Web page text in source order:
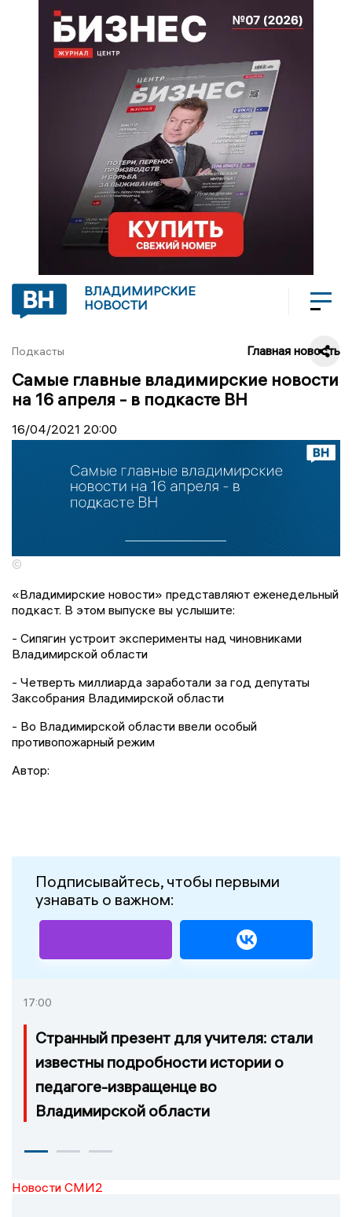
ВЛАДИМИРСКИЕ
НОВОСТИ
Подкасты Главная новость
Самые главные владимирские новости
на 16 апреля - в подкасте ВН
16/04/2021 20:00
©
«Владимирские новости» представляют еженедельный
подкаст. В этом выпуске вы услышите:
- Сипягин устроит эксперименты над чиновниками
Владимирской области
- Четверть миллиарда заработали за год депутаты
Заксобрания Владимирской области
- Во Владимирской области ввели особый
противопожарный режим
Автор:
Подписывайтесь, чтобы первыми
узнавать о важном:
17:00
Странный презент для учителя: стали
известны подробности истории о
педагоге-извращенце во
Владимирской области
Новости СМИ2